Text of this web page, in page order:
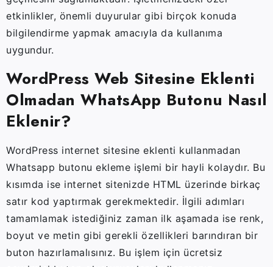
etkinlikler, önemli duyurular gibi birçok konuda
bilgilendirme yapmak amacıyla da kullanıma
uygundur.
WordPress Web Sitesine Eklenti
Olmadan WhatsApp Butonu Nasıl
Eklenir?
WordPress internet sitesine eklenti kullanmadan
Whatsapp butonu ekleme işlemi bir hayli kolaydır. Bu
kısımda ise internet sitenizde HTML üzerinde birkaç
satır kod yaptırmak gerekmektedir. İlgili adımları
tamamlamak istediğiniz zaman ilk aşamada ise renk,
boyut ve metin gibi gerekli özellikleri barındıran bir
buton hazırlamalısınız. Bu işlem için ücretsiz